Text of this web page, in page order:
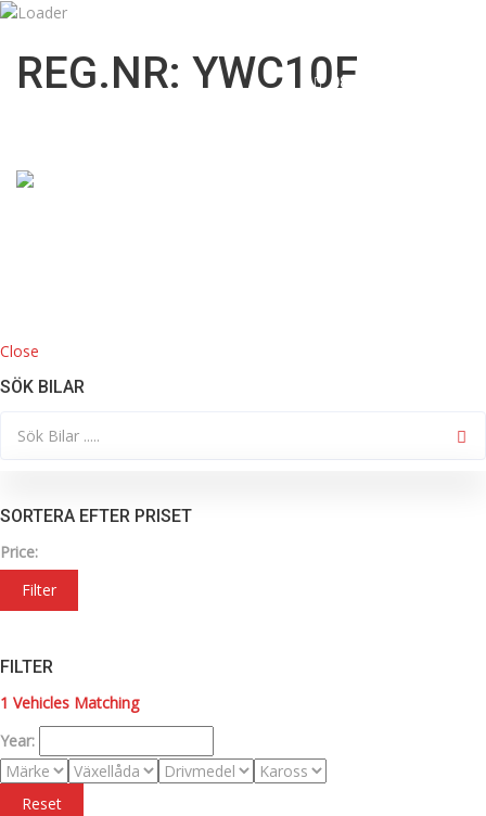
08332200
REG.NR: YWC10F
Close
SÖK BILAR
SORTERA EFTER PRISET
Price:
Filter
FILTER
1 Vehicles Matching
Year:
Reset